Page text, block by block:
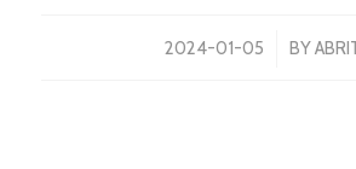
2024-01-05
/ BY